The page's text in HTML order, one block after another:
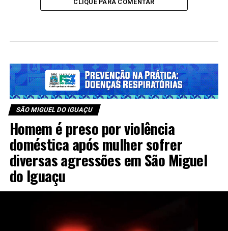
CLIQUE PARA COMENTAR
SÃO MIGUEL DO IGUAÇU
Homem é preso por violência
doméstica após mulher sofrer
diversas agressões em São Miguel
do Iguaçu